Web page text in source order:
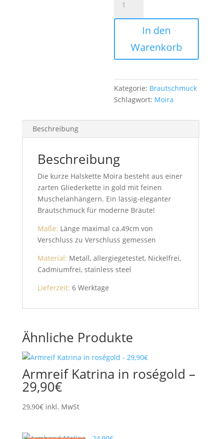
Moira
-
In den
Warenkorb
Kategorie: Brautschmuck
Schlagwort: Moira
Beschreibung
Beschreibung
Die kurze Halskette Moira besteht aus einer
zarten Gliederkette in gold mit feinen
Muschelanhängern. Ein lässig-eleganter
Brautschmuck für moderne Bräute!
Maße: Länge maximal ca.49cm von
Verschluss zu Verschluss gemessen
Material: Metall, allergiegetestet, Nickelfrei,
Cadmiumfrei, stainless steel
Lieferzeit: 6 Werktage
Ähnliche Produkte
Armreif Katrina in roségold –
29,90€
29,90€ inkl. MwSt